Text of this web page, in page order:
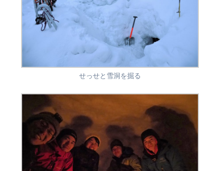
せっせと雪洞を掘る